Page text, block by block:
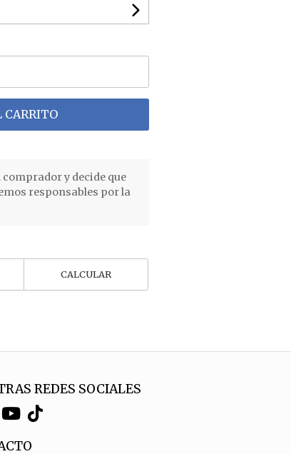
CARRITO
y decide que
responsables por la
CALCULAR
REDES SOCIALES